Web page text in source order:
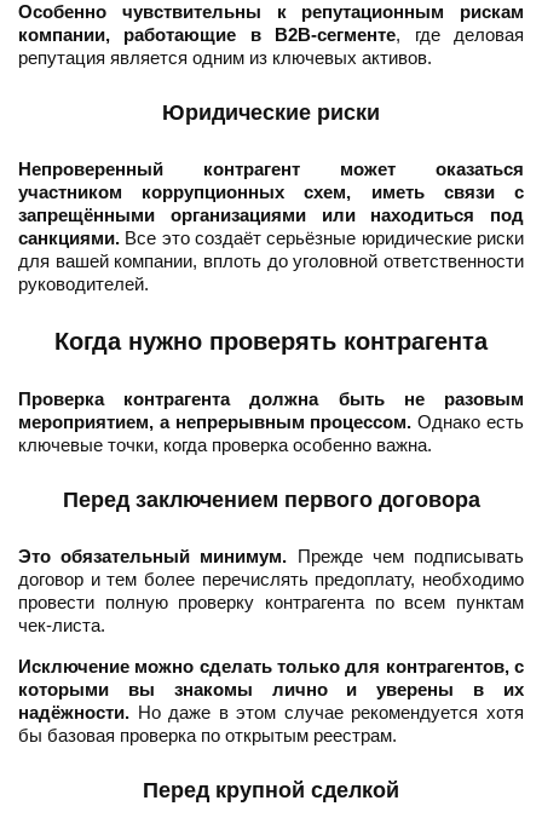
Особенно чувствительны к репутационным рискам
компании, работающие в B2B-сегменте, где деловая
репутация является одним из ключевых активов.
Юридические риски
Непроверенный контрагент может оказаться
участником коррупционных схем, иметь связи с
запрещёнными организациями или находиться под
санкциями. Все это создаёт серьёзные юридические риски
для вашей компании, вплоть до уголовной ответственности
руководителей.
Когда нужно проверять контрагента
Проверка контрагента должна быть не разовым
мероприятием, а непрерывным процессом. Однако есть
ключевые точки, когда проверка особенно важна.
Перед заключением первого договора
Это обязательный минимум. Прежде чем подписывать
договор и тем более перечислять предоплату, необходимо
провести полную проверку контрагента по всем пунктам
чек-листа.
Исключение можно сделать только для контрагентов, с
которыми вы знакомы лично и уверены в их
надёжности. Но даже в этом случае рекомендуется хотя
бы базовая проверка по открытым реестрам.
Перед крупной сделкой